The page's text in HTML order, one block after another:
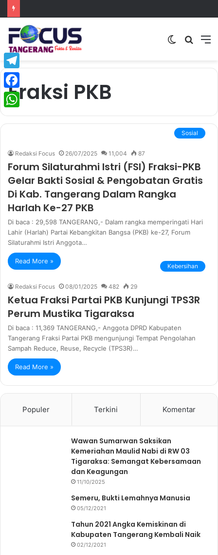
Switch
Fraksi PKB
Sosial
Redaksi Focus 26/07/2025 11,004 87
Forum Silaturahmi Istri (FSI) Fraksi-PKB
Gelar Bakti Sosial & Pengobatan Gratis
Di Kab. Tangerang Dalam Rangka
Harlah Ke-27 PKB
Di baca : 29,598 TANGERANG,- Dalam rangka memperingati Hari
Lahir (Harlah) Partai Kebangkitan Bangsa (PKB) ke-27, Forum
Silaturahmi Istri Anggota…
Read More »
Kebersihan
Redaksi Focus 08/01/2025 482 29
Ketua Fraksi Partai PKB Kunjungi TPS3R
Perum Mustika Tigaraksa
Di baca : 11,369 TANGERANG,- Anggota DPRD Kabupaten
Tangerang Fraksi Partai PKB mengunjungi Tempat Pengolahan
Sampah Reduce, Reuse, Recycle (TPS3R)…
Read More »
Populer Terkini Komentar
Wawan Sumarwan Saksikan
Kemeriahan Maulid Nabi di RW 03
Tigaraksa: Semangat Kebersamaan
dan Keagungan
11/10/2025
Semeru, Bukti Lemahnya Manusia
05/12/2021
Tahun 2021 Angka Kemiskinan di
Kabupaten Tangerang Kembali Naik
02/12/2021
Telegram
Facebook
WhatsApp